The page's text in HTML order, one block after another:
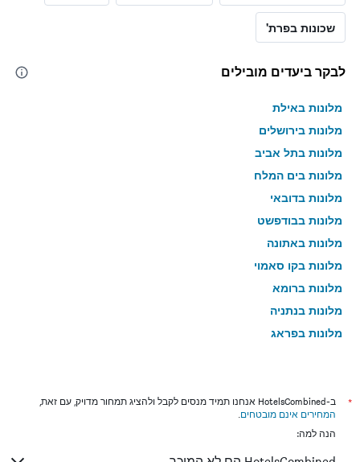
שכונות בפרת'
לבקר ביעדים מובילים
מלונות באילת
מלונות בירושלים
מלונות בתל אביב
מלונות בים המלח
מלונות בדובאי
מלונות בבודפשט
מלונות באתונה
מלונות בקו סאמוי
מלונות ברומא
מלונות בנתניה
מלונות בפראג
מלונות בניו יורק
מלונות בבנגקוק
*
ב-HotelsCombined אנחנו תמיד מנסים לקבל ולהציג תמחור מדויק, עם זאת,
המחירים אינם מובטחים.
הנה למה: